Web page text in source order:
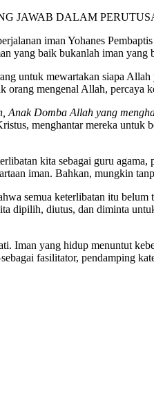
iman Yohanes
yang baik bukanlah iman
untuk mewartakan siapa
orang mengenal Allah, percaya
Anak Domba Allah yang
menghantar mereka
kita sebagai guru
iman. Bahkan, mungkin
semua keterlibatan itu
dipilih, diutus, dan diminta
Iman yang hidup menuntut
fasilitator, pendamping